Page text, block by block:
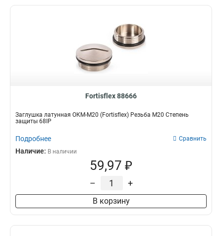
Fortisflex 88666
Заглушка латунная ОКМ-M20 (Fortisflex) Резьба M20 Степень
защиты 68IP
Подробнее Сравнить
Наличие: В наличии
59,97 ₽
– +
В корзину